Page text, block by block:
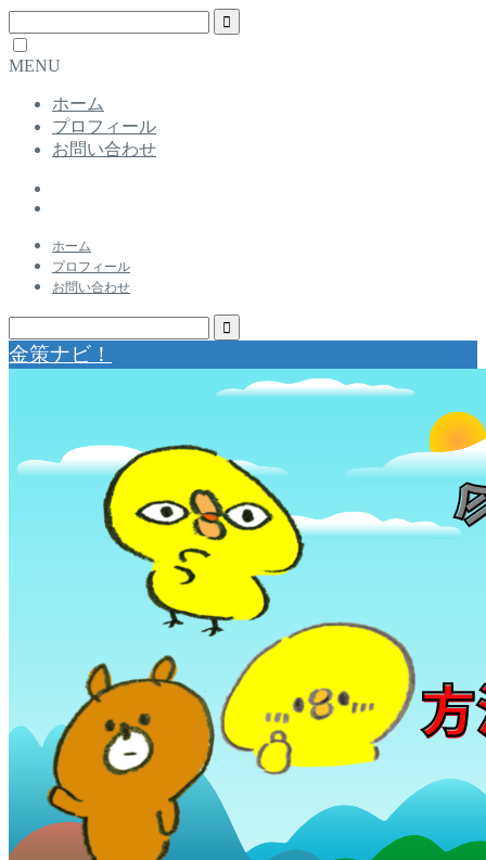
MENU
ホーム
プロフィール
お問い合わせ
ホーム
プロフィール
お問い合わせ
金策ナビ！